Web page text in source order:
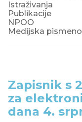
Istraživanja
Publikacije
NPOO
Medijska
Zapisnik s
za
dana 4.